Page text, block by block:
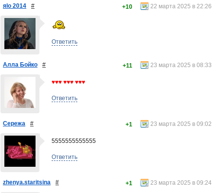
яlo 2014 # 22 марта 2025 в 22:26
+10
Ответить
Алла Бойко # 23 марта 2025 в 08:33
+11
♥♥♥ ♥♥♥ ♥♥♥
Ответить
Сережа # 23 марта 2025 в 09:02
+1
5555555555555
Ответить
zhenya.staritsina # 23 марта 2025 в 09:24
+1